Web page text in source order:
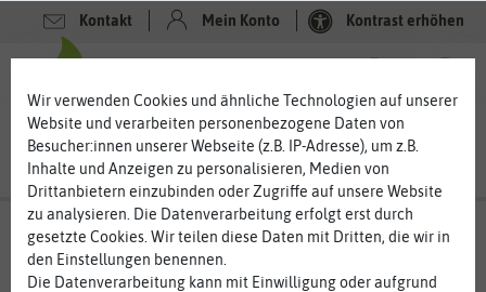
Kontakt Mein Konto Kontrast erhöhen
Wir verwenden Cookies und ähnliche Technologien auf unserer
Website und verarbeiten personenbezogene Daten von
Besucher:innen unserer Webseite (z.B. IP-Adresse), um z.B.
Inhalte und Anzeigen zu personalisieren, Medien von
Drittanbietern einzubinden oder Zugriffe auf unsere Website
zu analysieren. Die Datenverarbeitung erfolgt erst durch
gesetzte Cookies. Wir teilen diese Daten mit Dritten, die wir in
den Einstellungen benennen.
Die Datenverarbeitung kann mit Einwilligung oder aufgrund